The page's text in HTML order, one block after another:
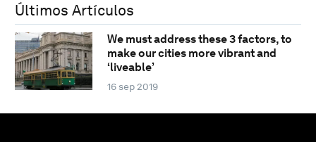
Últimos Artículos
We must address these 3 factors, to
make our cities more vibrant and
‘liveable’
16 sep 2019